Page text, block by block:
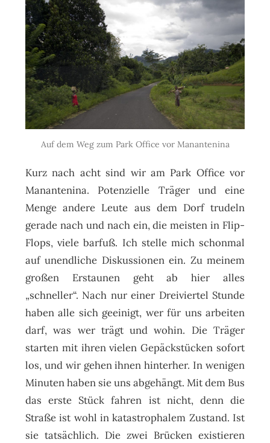
Auf dem Weg zum Park Office vor Manantenina
Kurz nach acht sind wir am Park Office vor
Manantenina. Potenzielle Träger und eine
Menge andere Leute aus dem Dorf trudeln
gerade nach und nach ein, die meisten in Flip-
Flops, viele barfuß. Ich stelle mich schonmal
auf unendliche Diskussionen ein. Zu meinem
großen Erstaunen geht ab hier alles
„schneller“. Nach nur einer Dreiviertel Stunde
haben alle sich geeinigt, wer für uns arbeiten
darf, was wer trägt und wohin. Die Träger
starten mit ihren vielen Gepäckstücken sofort
los, und wir gehen ihnen hinterher. In wenigen
Minuten haben sie uns abgehängt. Mit dem Bus
das erste Stück fahren ist nicht, denn die
Straße ist wohl in katastrophalem Zustand. Ist
sie tatsächlich. Die zwei Brücken existieren